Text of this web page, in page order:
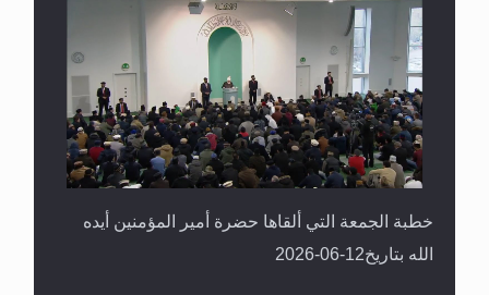
خطبة الجمعة التي ألقاها حضرة أمير المؤمنين أيده
الله بتاريخ12-06-2026